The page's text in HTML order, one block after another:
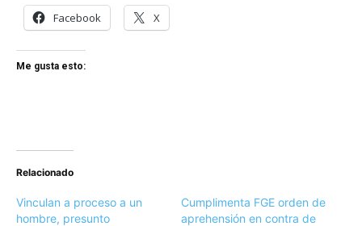
Facebook X
Me gusta esto:
Relacionado
Vinculan a proceso a un
hombre, presunto
Cumplimenta FGE orden de
aprehensión en contra de